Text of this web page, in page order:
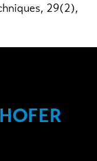
29(2),